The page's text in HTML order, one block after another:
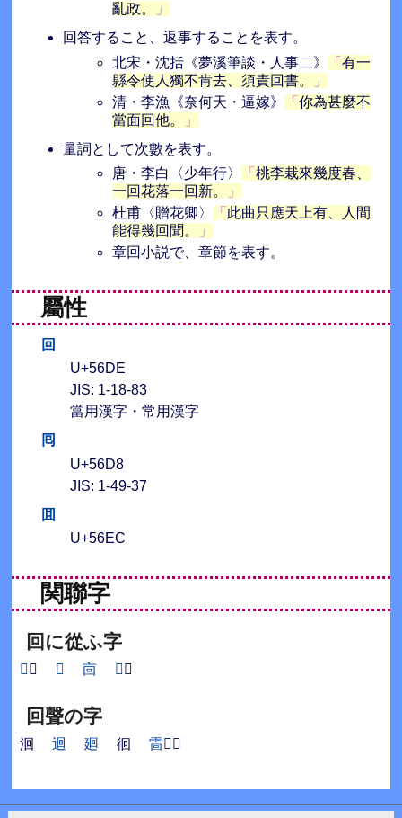
亂政。
回答すること、返事することを表す。
北宋・沈括《夢溪筆談・人事二》
有一
縣令使人獨不肯去、須責回書。
清・李漁《奈何天・逼嫁》
你為甚麼不
當面回他。
量詞として次數を表す。
唐・李白〈少年行〉
桃李栽來幾度春、
一回花落一回新。
杜甫〈贈花卿〉
此曲只應天上有、人間
能得幾回聞。
章回小説で、章節を表す。
屬性
回
U+56DE
JIS: 1-18-83
當用漢字・常用漢字
囘
U+56D8
JIS: 1-49-37
囬
U+56EC
関聯字
回に從ふ字
𠬸 𠬛 𩫏 㐭 𠄢 亘
回聲の字
洄 迴 廻 徊 䨓𤴐𩇓